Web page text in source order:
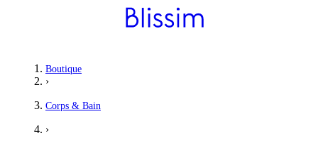
Boutique
›
Corps & Bain
›